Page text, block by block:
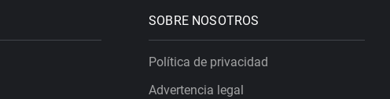
SOBRE NOSOTROS
Política de privacidad
Advertencia legal